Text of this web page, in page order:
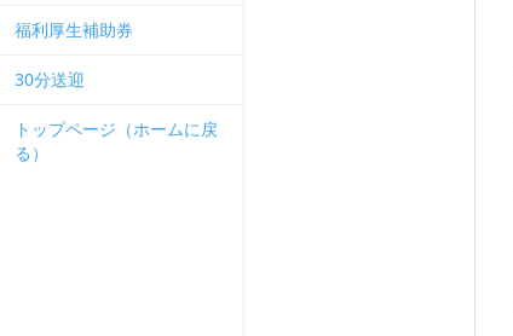
福利厚生補助券
30分送迎
トップページ（ホームに戻
る）